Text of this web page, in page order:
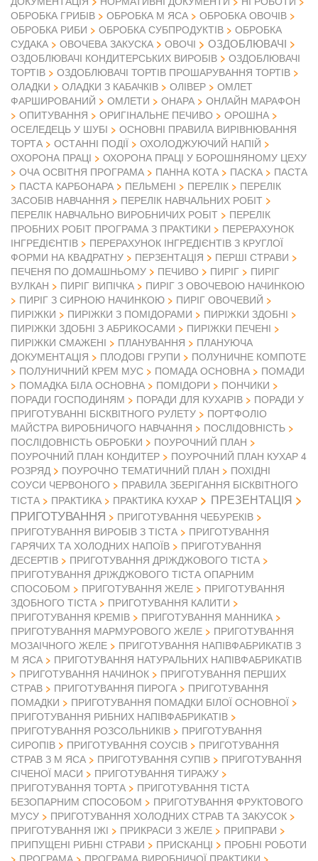
ОБРОБКА ГРИБІВ
ОБРОБКА М ЯСА
ОБРОБКА ОВОЧІВ
ОБРОБКА РИБИ
ОБРОБКА СУБПРОДУКТІВ
ОБРОБКА
СУДАКА
ОВОЧЕВА ЗАКУСКА ОВОЧІ ОЗДОБЛЮВАЧІ
ОЗДОБЛЮВАЧІ КОНДИТЕРСЬКИХ ВИРОБІВ
ОЗДОБЛЮВАЧІ
ТОРТІВ
ОЗДОБЛЮВАЧІ ТОРТІВ ПРОШАРУВАННЯ ТОРТІВ
ОЛАДКИ
ОЛАДКИ З КАБАЧКІВ ОЛІВЕР
ОМЛЕТ
ФАРШИРОВАНИЙ
ОМЛЕТИ ОНАРА
ОНЛАЙН МАРАФОН
ОПИТУВАННЯ
ОРИГІНАЛЬНЕ ПЕЧИВО
ОРОШНА
ОСЕЛЕДЕЦЬ У ШУБІ
ОСНОВНІ ПРАВИЛА ВИРІВНЮВАННЯ
ТОРТА
ОСТАННІ ПОДІЇ
ОХОЛОДЖУЮЧИЙ НАПІЙ
ОХОРОНА ПРАЦІ
ОХОРОНА ПРАЦІ У БОРОШНЯНОМУ ЦЕХУ
ОЧА ОСВІТНЯ ПРОГРАМА
ПАННА КОТА ПАСКА
ПАСТА
ПАСТА КАРБОНАРА
ПЕЛЬМЕНІ ПЕРЕЛІК
ПЕРЕЛІК
ЗАСОБІВ НАВЧАННЯ
ПЕРЕЛІК НАВЧАЛЬНИХ РОБІТ
ПЕРЕЛІК НАВЧАЛЬНО ВИРОБНИЧИХ РОБІТ
ПЕРЕЛІК
ПРОБНИХ РОБІТ ПРОГРАМА З ПРАКТИКИ
ПЕРЕРАХУНОК
ІНГРЕДІЄНТІВ
ПЕРЕРАХУНОК ІНГРЕДІЄНТІВ З КРУГЛОЇ
ФОРМИ НА КВАДРАТНУ
ПЕРЗЕНТАЦІЯ
ПЕРШІ СТРАВИ
ПЕЧЕНЯ ПО ДОМАШНЬОМУ
ПЕЧИВО ПИРІГ
ПИРІГ
ВУЛКАН
ПИРІГ ВИПІЧКА
ПИРІГ З ОВОЧЕВОЮ НАЧИНКОЮ
ПИРІГ З СИРНОЮ НАЧИНКОЮ
ПИРІГ ОВОЧЕВИЙ
ПИРІЖКИ
ПИРІЖКИ З ПОМІДОРАМИ
ПИРІЖКИ ЗДОБНІ
ПИРІЖКИ ЗДОБНІ З АБРИКОСАМИ
ПИРІЖКИ ПЕЧЕНІ
ПИРІЖКИ СМАЖЕНІ
ПЛАНУВАННЯ
ПЛАНУЮЧА
ДОКУМЕНТАЦІЯ
ПЛОДОВІ ГРУПИ
ПОЛУНИЧНЕ КОМПОТЕ
ПОЛУНИЧНИЙ КРЕМ МУС
ПОМАДА ОСНОВНА
ПОМАДИ
ПОМАДКА БІЛА ОСНОВНА
ПОМІДОРИ
ПОНЧИКИ
ПОРАДИ ГОСПОДИНЯМ
ПОРАДИ ДЛЯ КУХАРІВ
ПОРАДИ У
ПРИГОТУВАННІ БІСКВІТНОГО РУЛЕТУ
ПОРТФОЛІО
МАЙСТРА ВИРОБНИЧОГО НАВЧАННЯ
ПОСЛІДОВНІСТЬ
ПОСЛІДОВНІСТЬ ОБРОБКИ
ПОУРОЧНИЙ ПЛАН
ПОУРОЧНИЙ ПЛАН КОНДИТЕР
ПОУРОЧНИЙ ПЛАН КУХАР 4
РОЗРЯД
ПОУРОЧНО ТЕМАТИЧНИЙ ПЛАН
ПОХІДНІ
СОУСИ ЧЕРВОНОГО
ПРАВИЛА ЗБЕРІГАННЯ БІСКВІТНОГО
ТІСТА
ПРАКТИКА ПРАКТИКА КУХАР
ПРЕЗЕНТАЦІЯ
ПРИГОТУВАННЯ
ПРИГОТУВАННЯ ЧЕБУРЕКІВ
ПРИГОТУВАННЯ ВИРОБІВ З ТІСТА
ПРИГОТУВАННЯ
ГАРЯЧИХ ТА ХОЛОДНИХ НАПОЇВ
ПРИГОТУВАННЯ
ДЕСЕРТІВ
ПРИГОТУВАННЯ ДРІЖДЖОВОГО ТІСТА
ПРИГОТУВАННЯ ДРІЖДЖОВОГО ТІСТА ОПАРНИМ
СПОСОБОМ
ПРИГОТУВАННЯ ЖЕЛЕ
ПРИГОТУВАННЯ
ЗДОБНОГО ТІСТА
ПРИГОТУВАННЯ КАЛИТИ
ПРИГОТУВАННЯ КРЕМІВ
ПРИГОТУВАННЯ МАННИКА
ПРИГОТУВАННЯ МАРМУРОВОГО ЖЕЛЕ
ПРИГОТУВАННЯ
МОЗАІЧНОГО ЖЕЛЕ
ПРИГОТУВАННЯ НАПІВФАБРИКАТІВ З
М ЯСА
ПРИГОТУВАННЯ НАТУРАЛЬНИХ НАПІВФАБРИКАТІВ
ПРИГОТУВАННЯ НАЧИНОК
ПРИГОТУВАННЯ ПЕРШИХ
СТРАВ
ПРИГОТУВАННЯ ПИРОГА
ПРИГОТУВАННЯ
ПОМАДКИ
ПРИГОТУВАННЯ ПОМАДКИ БІЛОЇ ОСНОВНОЇ
ПРИГОТУВАННЯ РИБНИХ НАПІВФАБРИКАТІВ
ПРИГОТУВАННЯ РОЗСОЛЬНИКІВ
ПРИГОТУВАННЯ
СИРОПІВ
ПРИГОТУВАННЯ СОУСІВ
ПРИГОТУВАННЯ
СТРАВ З М ЯСА
ПРИГОТУВАННЯ СУПІВ
ПРИГОТУВАННЯ
СІЧЕНОЇ МАСИ
ПРИГОТУВАННЯ ТИРАЖУ
ПРИГОТУВАННЯ ТОРТА
ПРИГОТУВАННЯ ТІСТА
БЕЗОПАРНИМ СПОСОБОМ
ПРИГОТУВАННЯ ФРУКТОВОГО
МУСУ
ПРИГОТУВАННЯ ХОЛОДНИХ СТРАВ ТА ЗАКУСОК
ПРИГОТУВАННЯ ІЖІ
ПРИКРАСИ З ЖЕЛЕ
ПРИПРАВИ
ПРИПУЩЕНІ РИБНІ СТРАВИ
ПРИСКАНЦІ
ПРОБНІ РОБОТИ